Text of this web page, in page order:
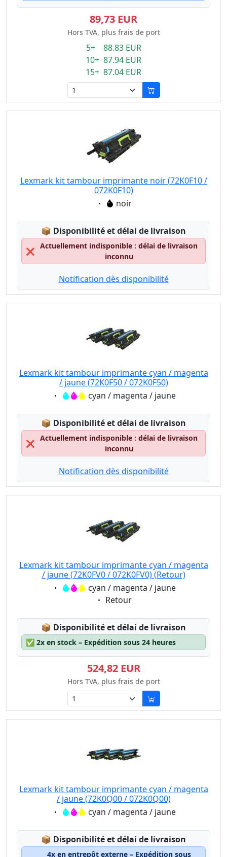
89,73 EUR
Hors TVA, plus frais de port
5+ 88.83 EUR
10+ 87.94 EUR
15+ 87.04 EUR
Lexmark kit tambour imprimante noir (72K0F10 /
072K0F10)
Eigenschaft:
noir
📦 Lagerstatus:
Disponibilité et délai de livraison
❌
Actuellement indisponible : délai de livraison
inconnu
Notification dès disponibilité
Lexmark kit tambour imprimante cyan / magenta
/ jaune (72K0F50 / 072K0F50)
Eigenschaft:cyan / magenta / jaune
📦 Lagerstatus:
Disponibilité et délai de livraison
❌
Actuellement indisponible : délai de livraison
inconnu
Notification dès disponibilité
Lexmark kit tambour imprimante cyan / magenta
/ jaune (72K0FV0 / 072K0FV0) (Retour)
Eigenschaft:cyan / magenta / jaune
Eigenschaft:
Retour
📦 Lagerstatus:
Disponibilité et délai de livraison
✅ 2x en stock – Expédition sous 24 heures
524,82 EUR
Hors TVA, plus frais de port
Lexmark kit tambour imprimante cyan / magenta
/ jaune (72K0Q00 / 072K0Q00)
Eigenschaft:cyan / magenta / jaune
📦 Lagerstatus:
Disponibilité et délai de livraison
4x en entrepôt externe – Expédition sous